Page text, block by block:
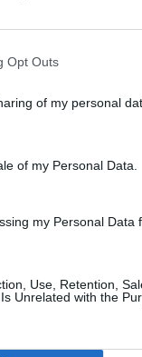
Opt Outs
of my personal
of my Personal Data.
my Personal Data
Use, Retention,
Unrelated with the